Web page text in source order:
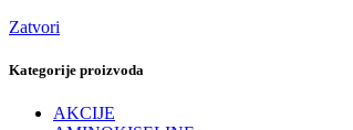
Zatvori
Kategorije proizvoda
AKCIJE